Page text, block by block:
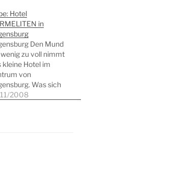
Hotel
in
Den Mund
zu voll nimmt
kleine Hotel im
von
Was sich
liest
2008